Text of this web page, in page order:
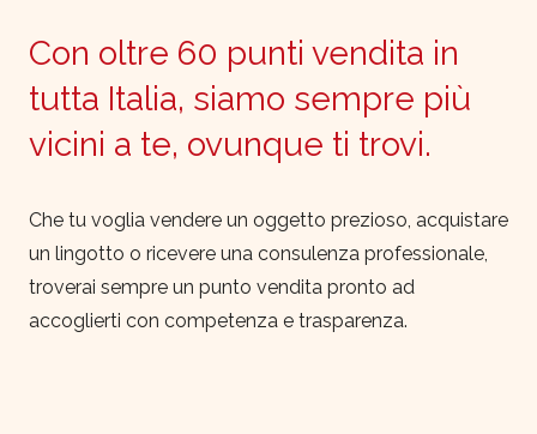
Con oltre 60 punti vendita in
tutta Italia, siamo sempre più
vicini a te, ovunque ti trovi.
Che tu voglia vendere un oggetto prezioso, acquistare
un lingotto o ricevere una consulenza professionale,
troverai sempre un punto vendita pronto ad
accoglierti con competenza e trasparenza.